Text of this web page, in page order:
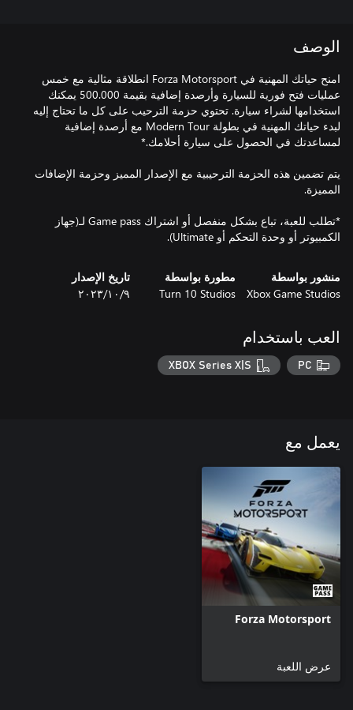
الوصف
امنح حياتك المهنية في Forza Motorsport انطلاقة مثالية مع خمس
عمليات فتح فورية للسيارة وأرصدة إضافية بقيمة 500.000 يمكنك
استخدامها لشراء سيارة. تحتوي حزمة الترحيب على كل ما تحتاج إليه
لبدء حياتك المهنية في بطولة Modern Tour مع أرصدة إضافية
يتم تضمين هذه الحزمة الترحيبية مع الإصدار المميز وحزمة الإضافات
*تطلب للعبة، تباع بشكل منفصل أو اشتراك Game pass لـ(جهاز
الكمبيوتر أو وحدة التحكم أو Ultimate).
منشور بواسطة
Xbox Game Studios
مطورة بواسطة
Turn 10 Studios
تاريخ الإصدار
٩‏/١٠‏/٢٠٢٣
العب باستخدام
PC
XBOX Series X|S
يعمل مع
Forza Motorsport
عرض اللعبة